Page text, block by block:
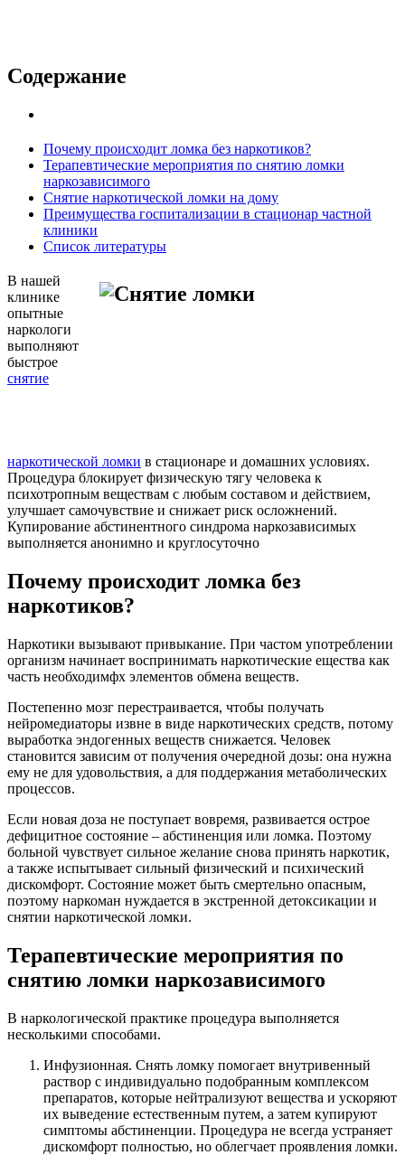
Содержание
Почему происходит ломка без наркотиков?
Терапевтические мероприятия по снятию ломки
наркозависимого
Снятие наркотической ломки на дому
Преимущества госпитализации в стационар частной
клиники
Список литературы
В нашей
клинике
опытные
наркологи
выполняют
быстрое
снятие
наркотической ломки в стационаре и домашних условиях.
Процедура блокирует физическую тягу человека к
психотропным веществам с любым составом и действием,
улучшает самочувствие и снижает риск осложнений.
Купирование абстинентного синдрома наркозависимых
выполняется анонимно и круглосуточно
Почему происходит ломка без
наркотиков?
Наркотики вызывают привыкание. При частом употреблении
организм начинает воспринимать наркотические ещества как
часть необходимфх элементов обмена веществ.
Постепенно мозг перестраивается, чтобы получать
нейромедиаторы извне в виде наркотических средств, потому
выработка эндогенных веществ снижается. Человек
становится зависим от получения очередной дозы: она нужна
ему не для удовольствия, а для поддержания метаболических
процессов.
Если новая доза не поступает вовремя, развивается острое
дефицитное состояние – абстиненция или ломка. Поэтому
больной чувствует сильное желание снова принять наркотик,
а также испытывает сильный физический и психический
дискомфорт. Состояние может быть смертельно опасным,
поэтому наркоман нуждается в экстренной детоксикации и
снятии наркотической ломки.
Терапевтические мероприятия по
снятию ломки наркозависимого
В наркологической практике процедура выполняется
несколькими способами.
Инфузионная. Снять ломку помогает внутривенный
раствор с индивидуально подобранным комплексом
препаратов, которые нейтрализуют вещества и ускоряют
их выведение естественным путем, а затем купируют
симптомы абстиненции. Процедура не всегда устраняет
дискомфорт полностью, но облегчает проявления ломки.